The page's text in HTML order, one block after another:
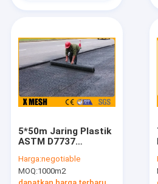
5*50m Jaring Plastik
ASTM D7737
Geogrid
Harga:negotiable
MOQ:1000m2